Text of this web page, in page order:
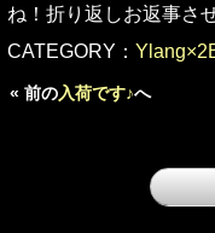
ね！折り返しお返事さ
CATEGORY：
« 前の入荷です♪へ